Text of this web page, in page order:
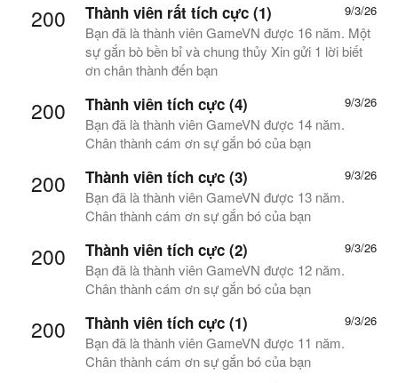
200 9/3/26
Thành viên rất tích cực (1)
Bạn đã là thành viên GameVN được 16 năm. Một
sự gắn bò bền bỉ và chung thủy Xin gửi 1 lời biết
ơn chân thành đến bạn
200 9/3/26
Thành viên tích cực (4)
Bạn đã là thành viên GameVN được 14 năm.
Chân thành cám ơn sự gắn bó của bạn
200 9/3/26
Thành viên tích cực (3)
Bạn đã là thành viên GameVN được 13 năm.
Chân thành cám ơn sự gắn bó của bạn
200 9/3/26
Thành viên tích cực (2)
Bạn đã là thành viên GameVN được 12 năm.
Chân thành cám ơn sự gắn bó của bạn
200 9/3/26
Thành viên tích cực (1)
Bạn đã là thành viên GameVN được 11 năm.
Chân thành cám ơn sự gắn bó của bạn